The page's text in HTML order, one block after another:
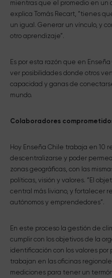
mientras que el promedio en un
explica Tomás Recart, “tienes
un igual. Generar un vínculo, y
otro aprendizaje”.
Es por esta razón que en
ver posibilidades donde otros
capacidad y ganas de
mundo.
Colaboradores
Hoy Enseña Chile trabaja en 10
descentralizarse y poder
zonas geográficas, con las
políticas, visión y valores. “El
central más liviano, y fortalecer
autónomos y emprendedores”.
En este proceso la gestión de
cumplir con los objetivos de la
identificación con los valores
trabajan en las oficinas
mediciones para tener un